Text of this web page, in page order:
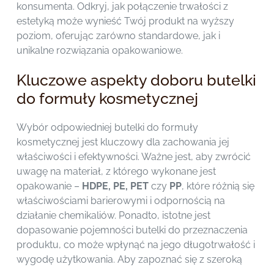
konsumenta. Odkryj, jak połączenie trwałości z
estetyką może wynieść Twój produkt na wyższy
poziom, oferując zarówno standardowe, jak i
unikalne rozwiązania opakowaniowe.
Kluczowe aspekty doboru butelki
do formuły kosmetycznej
Wybór odpowiedniej butelki do formuły
kosmetycznej jest kluczowy dla zachowania jej
właściwości i efektywności. Ważne jest, aby zwrócić
uwagę na materiał, z którego wykonane jest
opakowanie – HDPE, PE, PET czy PP, które różnią się
właściwościami barierowymi i odpornością na
działanie chemikaliów. Ponadto, istotne jest
dopasowanie pojemności butelki do przeznaczenia
produktu, co może wpłynąć na jego długotrwałość i
wygodę użytkowania. Aby zapoznać się z szeroką